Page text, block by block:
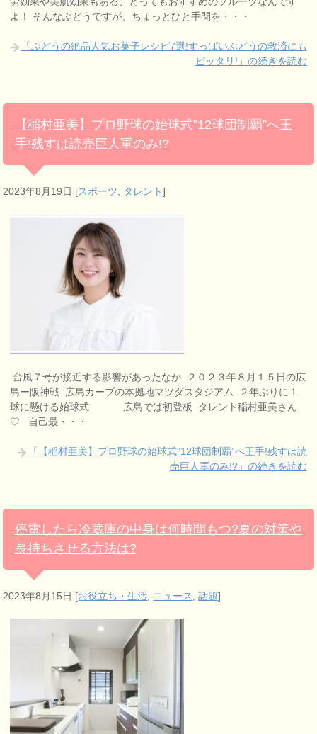
よ！ そんなぶどうですが、ちょっとひと手間を・・・
「ぶどうの絶品人気お菓子レシピ7選!すっぱいぶどうの救済にも
ピッタリ!」の続きを読む
【稲村亜美】プロ野球の始球式”12球団制覇”へ王
手!残すは読売巨人軍のみ!?
2023年8月19日 [スポーツ タレント]
台風７号が接近する影響があったなか ２０２３年８月１５日の広
島ー阪神戦 広島カープの本拠地マツダスタジアム ２年ぶりに１
球に懸ける始球式 広島では初登板 タレント稲村亜美さん
♡ 自己最・・・
「【稲村亜美】プロ野球の始球式”12球団制覇”へ王手!残すは読
売巨人軍のみ!?」の続きを読む
停電したら冷蔵庫の中身は何時間もつ?夏の対策や
長持ちさせる方法は?
2023年8月15日 [お役立ち・生活 ニュース ,話題]